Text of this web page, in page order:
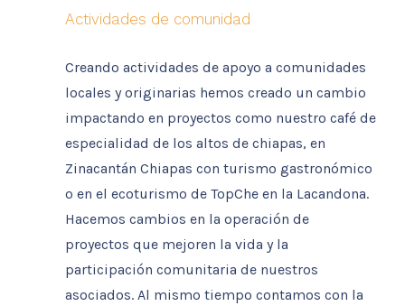
Actividades de comunidad
Creando actividades de apoyo a comunidades
locales y originarias hemos creado un cambio
impactando en proyectos como nuestro café de
especialidad de los altos de chiapas, en
Zinacantán Chiapas con turismo gastronómico
o en el ecoturismo de TopChe en la Lacandona.
Hacemos cambios en la operación de
proyectos que mejoren la vida y la
participación comunitaria de nuestros
asociados. Al mismo tiempo contamos con la